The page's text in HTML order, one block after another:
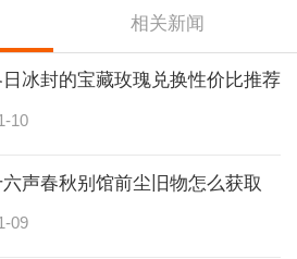
相关新闻
冰封的宝藏玫瑰兑换性价比推荐
10
声春秋别馆前尘旧物怎么获取
09